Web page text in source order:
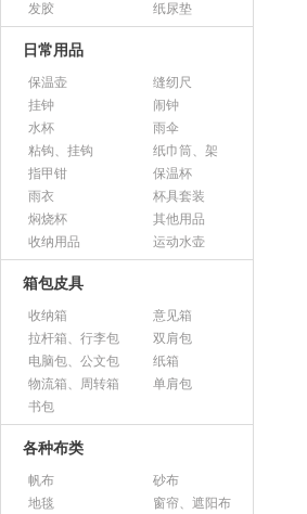
发胶
纸尿垫
日常用品
保温壶
缝纫尺
挂钟
闹钟
水杯
雨伞
粘钩、挂钩
纸巾筒、架
指甲钳
保温杯
雨衣
杯具套装
焖烧杯
其他用品
收纳用品
运动水壶
箱包皮具
收纳箱
意见箱
拉杆箱、行李包
双肩包
电脑包、公文包
纸箱
物流箱、周转箱
单肩包
书包
各种布类
帆布
砂布
地毯
窗帘、遮阳布